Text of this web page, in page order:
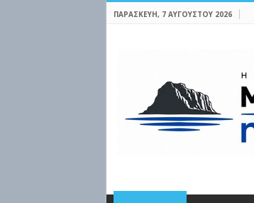
ΠΑΡΑΣΚΕΥΉ, 7 ΑΥΓΟΎΣΤΟΥ 2026